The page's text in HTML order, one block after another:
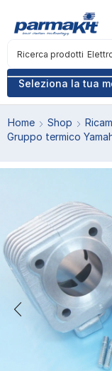
Seleziona la tua
Ricerca prodotti
Home Shop
Gruppo termico